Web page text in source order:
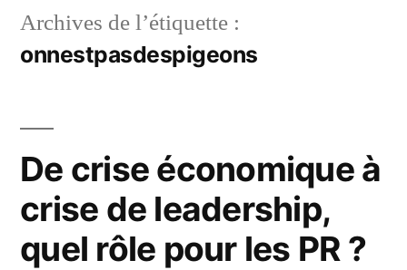
Archives de l’étiquette :
onnestpasdespigeons
De crise économique à
crise de leadership,
quel rôle pour les PR ?